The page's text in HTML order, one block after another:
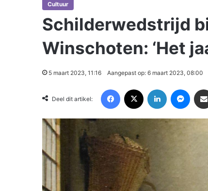
Cultuur
Schilderwedstrijd
Winschoten: ‘Het
5 maart 2023, 11:16 Aangepast op: 6 maart 2023, 08:00
Deel dit artikel: